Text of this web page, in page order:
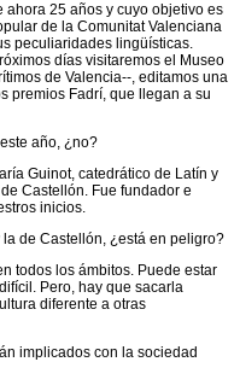
25 años y cuyo objetivo es
de la Comunitat Valenciana
peculiaridades lingüísticas.
días visitaremos el Museo
de Valencia--, editamos una
premios Fadrí, que llegan a su
año, ¿no?
Guinot, catedrático de Latín y
Castellón. Fue fundador e
inicios.
de Castellón, ¿está en peligro?
todos los ámbitos. Puede estar
Pero, hay que sacarla
diferente a otras
implicados con la sociedad